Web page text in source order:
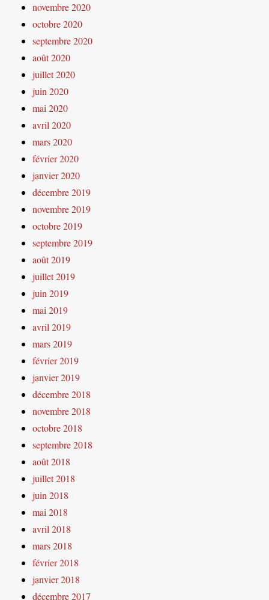
novembre 2020
octobre 2020
septembre 2020
août 2020
juillet 2020
juin 2020
mai 2020
avril 2020
mars 2020
février 2020
janvier 2020
décembre 2019
novembre 2019
octobre 2019
septembre 2019
août 2019
juillet 2019
juin 2019
mai 2019
avril 2019
mars 2019
février 2019
janvier 2019
décembre 2018
novembre 2018
octobre 2018
septembre 2018
août 2018
juillet 2018
juin 2018
mai 2018
avril 2018
mars 2018
février 2018
janvier 2018
décembre 2017